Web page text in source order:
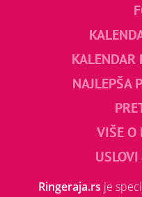
KALENDAR
NAJLEPŠA
VIŠE O
Ringeraja.rs je